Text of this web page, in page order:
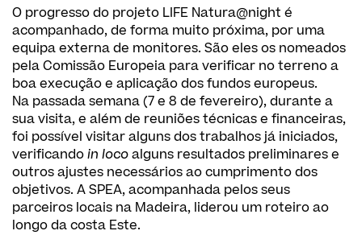
O progresso do projeto LIFE Natura@night é
acompanhado, de forma muito próxima, por uma
equipa externa de monitores. São eles os nomeados
pela Comissão Europeia para verificar no terreno a
boa execução e aplicação dos fundos europeus.
Na passada semana (7 e 8 de fevereiro), durante a
sua visita, e além de reuniões técnicas e financeiras,
foi possível visitar alguns dos trabalhos já iniciados,
verificandoin locoalguns resultados preliminares e
outros ajustes necessários ao cumprimento dos
objetivos. A SPEA, acompanhada pelos seus
parceiros locais na Madeira, liderou um roteiro ao
longo da costa Este.